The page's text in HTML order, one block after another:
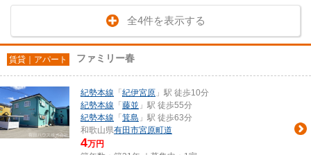
全4件を表示する
賃貸｜アパート ファミリー春
紀勢本線 「 紀伊宮原 」駅 徒歩10分
紀勢本線 「 藤並 」駅 徒歩55分
紀勢本線 「 箕島 」駅 徒歩63分
和歌山県有田市宮原町道
4万円